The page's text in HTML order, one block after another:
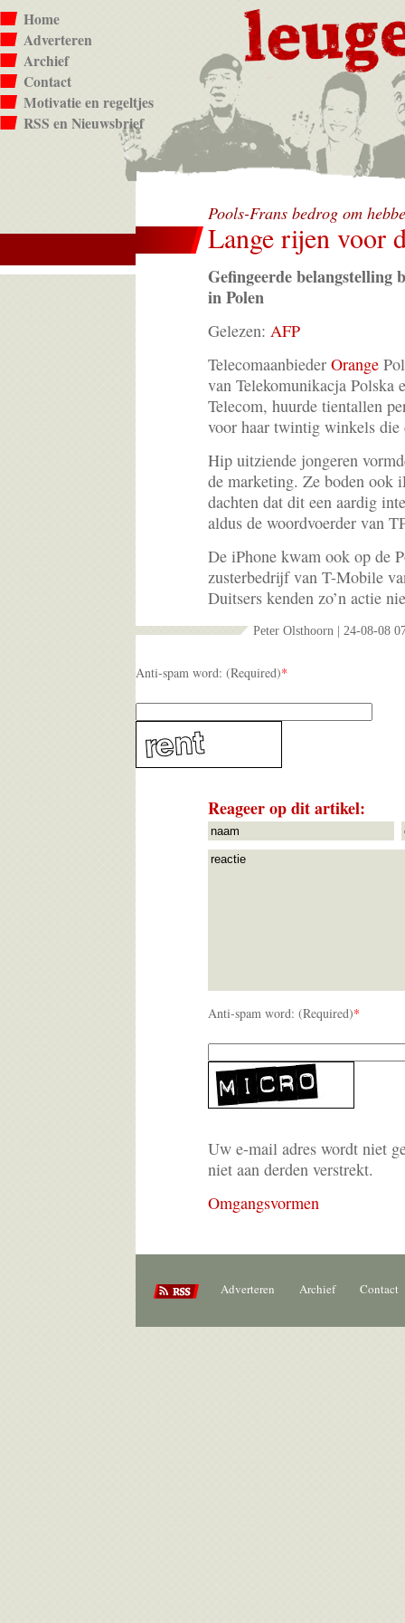
Home
Adverteren
Archief
Contact
Motivatie en regeltjes
RSS en Nieuwsbrief
Pools-Frans bedrog om
Lange rijen voor
Gefingeerde belangstelling
in Polen
Gelezen: AFP
Telecomaanbieder Orange
van Telekomunikacja Polska
Telecom, huurde tientallen
voor haar twintig winkels
Hip uitziende jongeren
de marketing. Ze boden ook
dachten dat dit een aardig
aldus de woordvoerder van
De iPhone kwam ook op de
zusterbedrijf van T-Mobile
Duitsers kenden zo’n actie
Peter Olsthoorn | 24-08-08
Anti-spam word: (Required)*
Reageer op dit artikel:
Anti-spam word: (Required)*
Uw e-mail adres wordt niet
niet aan derden verstrekt.
Omgangsvormen
Adverteren Archief Contact